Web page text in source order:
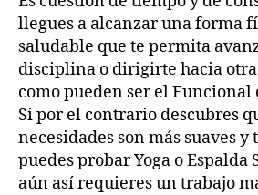
llegues a alcanzar una forma
saludable que te permita
disciplina o dirigirte hacia
como pueden ser el Funcional
Si por el contrario descubres
necesidades son más suaves y
puedes probar Yoga o Espalda
aún así requieres un trabajo